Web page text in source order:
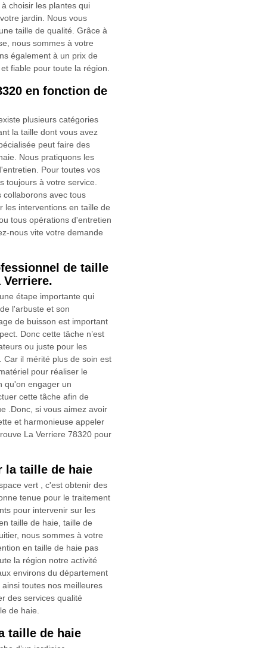
choisir les plantes qui
jardin. Nous vous
taille de qualité. Grâce à
nous sommes à votre
également à un prix de
fiable pour toute la région.
en fonction de
plusieurs catégories
la taille dont vous avez
peut faire des
Nous pratiquons les
Pour toutes vos
toujours à votre service.
collaborons avec tous
les interventions en taille de
tous opérations d'entretien
nous vite votre demande
de taille
Verriere.
étape importante qui
l'arbuste et son
de buisson est important
Donc cette tâche n’est
ou juste pour les
Car il mérité plus de soin est
pour réaliser le
qu'on engager un
cette tâche afin de
.Donc, si vous aimez avoir
et harmonieuse appeler
La Verriere 78320 pour
la taille de haie
vert , c'est obtenir des
tenue pour le traitement
pour intervenir sur les
taille de haie, taille de
nous sommes à votre
en taille de haie pas
la région notre activité
environs du département
toutes nos meilleures
des services qualité
de haie.
taille de haie